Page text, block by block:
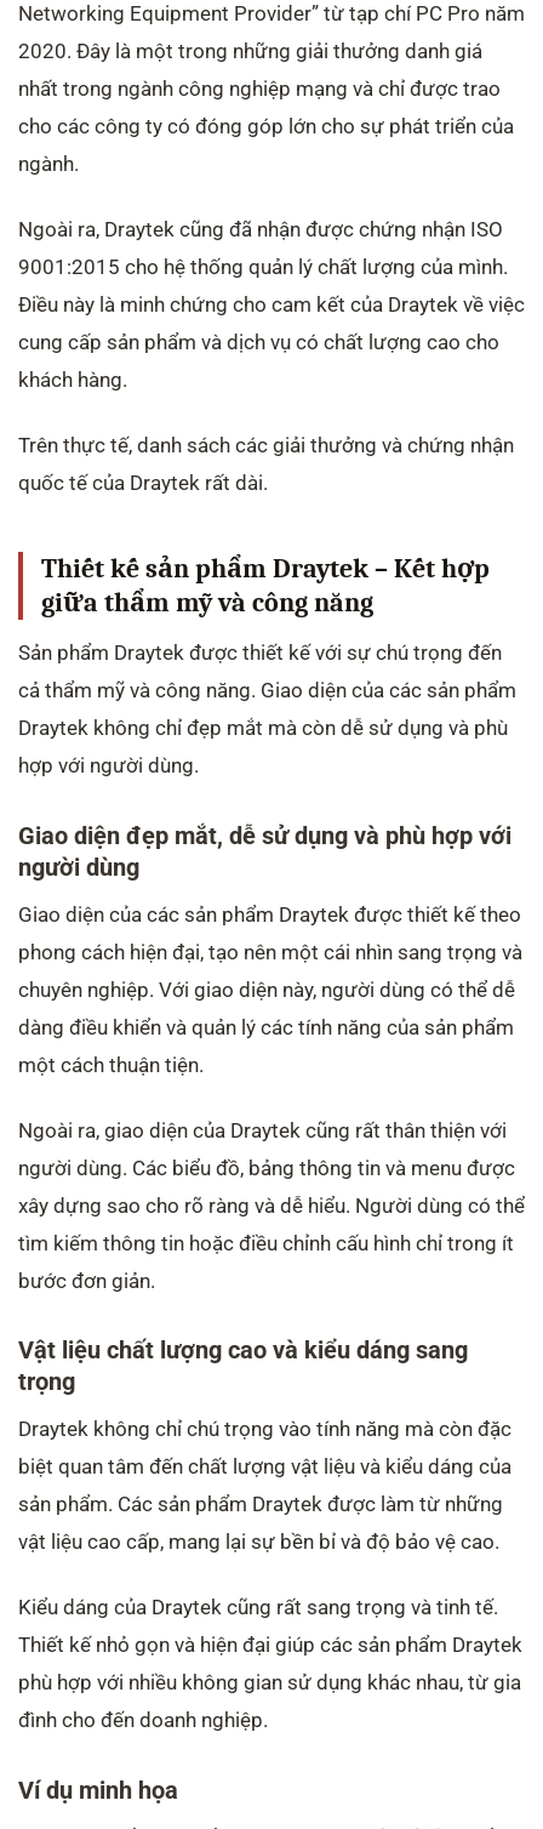
Networking Equipment Provider” từ tạp chí PC Pro năm
2020. Đây là một trong những giải thưởng danh giá
nhất trong ngành công nghiệp mạng và chỉ được trao
cho các công ty có đóng góp lớn cho sự phát triển của
ngành.
Ngoài ra, Draytek cũng đã nhận được chứng nhận ISO
9001:2015 cho hệ thống quản lý chất lượng của mình.
Điều này là minh chứng cho cam kết của Draytek về việc
cung cấp sản phẩm và dịch vụ có chất lượng cao cho
khách hàng.
Trên thực tế, danh sách các giải thưởng và chứng nhận
quốc tế của Draytek rất dài.
Thiết kế sản phẩm Draytek – Kết hợp
giữa thẩm mỹ và công năng
Sản phẩm Draytek được thiết kế với sự chú trọng đến
cả thẩm mỹ và công năng. Giao diện của các sản phẩm
Draytek không chỉ đẹp mắt mà còn dễ sử dụng và phù
hợp với người dùng.
Giao diện đẹp mắt, dễ sử dụng và phù hợp với
người dùng
Giao diện của các sản phẩm Draytek được thiết kế theo
phong cách hiện đại, tạo nên một cái nhìn sang trọng và
chuyên nghiệp. Với giao diện này, người dùng có thể dễ
dàng điều khiển và quản lý các tính năng của sản phẩm
một cách thuận tiện.
Ngoài ra, giao diện của Draytek cũng rất thân thiện với
người dùng. Các biểu đồ, bảng thông tin và menu được
xây dựng sao cho rõ ràng và dễ hiểu. Người dùng có thể
tìm kiếm thông tin hoặc điều chỉnh cấu hình chỉ trong ít
bước đơn giản.
Vật liệu chất lượng cao và kiểu dáng sang
trọng
Draytek không chỉ chú trọng vào tính năng mà còn đặc
biệt quan tâm đến chất lượng vật liệu và kiểu dáng của
sản phẩm. Các sản phẩm Draytek được làm từ những
vật liệu cao cấp, mang lại sự bền bỉ và độ bảo vệ cao.
Kiểu dáng của Draytek cũng rất sang trọng và tinh tế.
Thiết kế nhỏ gọn và hiện đại giúp các sản phẩm Draytek
phù hợp với nhiều không gian sử dụng khác nhau, từ gia
đình cho đến doanh nghiệp.
Ví dụ minh họa